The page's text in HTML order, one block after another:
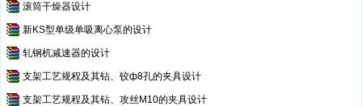
滚筒干燥器设计
新KS型单级单吸离心泵的设计
轧钢机减速器的设计
支架工艺规程及其钻、铰ф8孔的夹具设计
支架工艺规程及其钻、攻丝M10的夹具设计